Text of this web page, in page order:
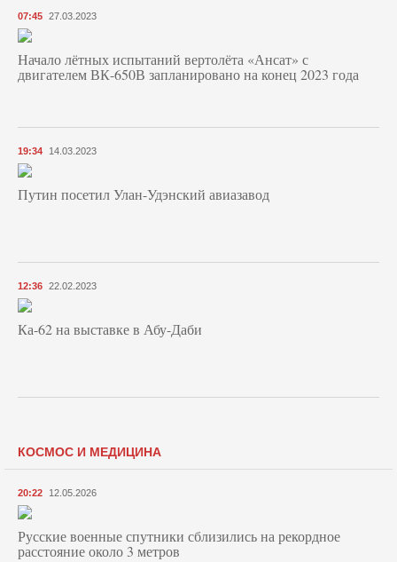
07:45 27.03.2023
Начало лётных испытаний вертолёта «Ансат» с
двигателем ВК-650В запланировано на конец 2023 года
19:34 14.03.2023
Путин посетил Улан-Удэнский авиазавод
12:36 22.02.2023
Ка-62 на выставке в Абу-Даби
КОСМОС И МЕДИЦИНА
20:22 12.05.2026
Русские военные спутники сблизились на рекордное
расстояние около 3 метров